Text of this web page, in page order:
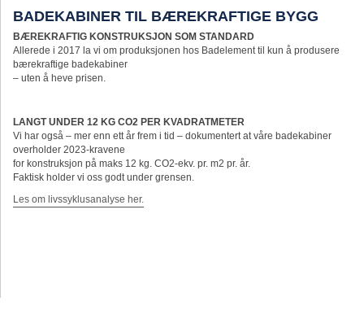
BADEKABINER TIL BÆREKRAFTIGE BYGG
BÆREKRAFTIG KONSTRUKSJON SOM STANDARD
Allerede i 2017 la vi om produksjonen hos Badelement til kun å produsere
bærekraftige badekabiner
– uten å heve prisen.
LANGT UNDER 12 KG CO2 PER KVADRATMETER
Vi har også – mer enn ett år frem i tid – dokumentert at våre badekabiner
overholder 2023-kravene
for konstruksjon på maks 12 kg. CO2-ekv. pr. m2 pr. år.
Faktisk holder vi oss godt under grensen.
Les om livssyklusanalyse her.